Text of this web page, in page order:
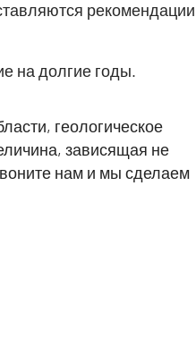
рекомендации
на долгие годы.
геологическое
зависящая не
нам и мы сделаем